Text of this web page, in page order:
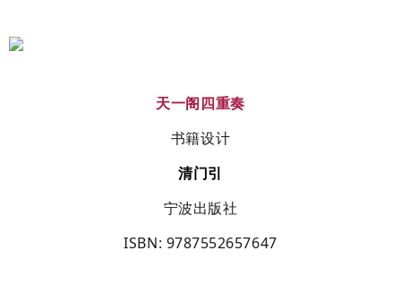
天一阁四重奏
书籍设计
清门引
宁波出版社
ISBN: 9787552657647